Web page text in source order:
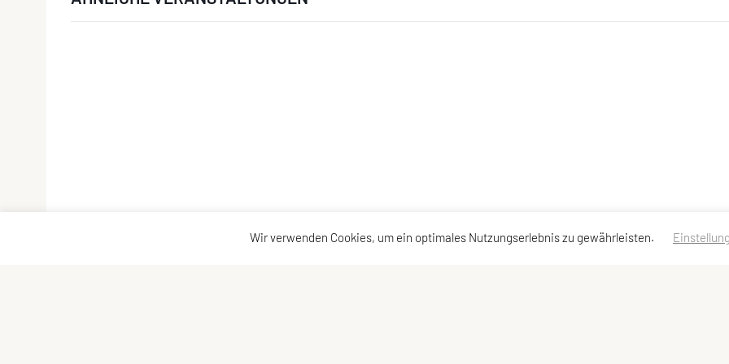
Wir verwenden Cookies, um ein optimales Nutzungserlebnis zu gewährleisten.